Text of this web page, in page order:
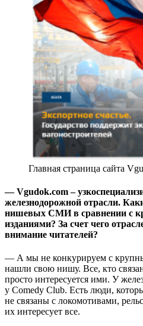
Главная страница сайта
— Vgudok.com –
железнодорожной отрасли.
нишевых СМИ в сравнении с
изданиями? За счет чего
внимание читателей?
— А мы не конкурируем с
нашли свою нишу. Все, кто
просто интересуется ими. У
у Comedy Club. Есть люди,
не связаны с локомотивами,
их интересует все.